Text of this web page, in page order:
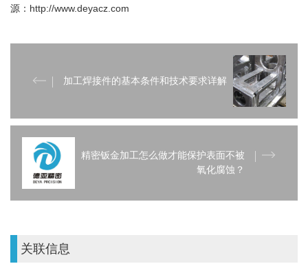
源：http://www.deyacz.com
加工焊接件的基本条件和技术要求详解
精密钣金加工怎么做才能保护表面不被
氧化腐蚀？
关联信息